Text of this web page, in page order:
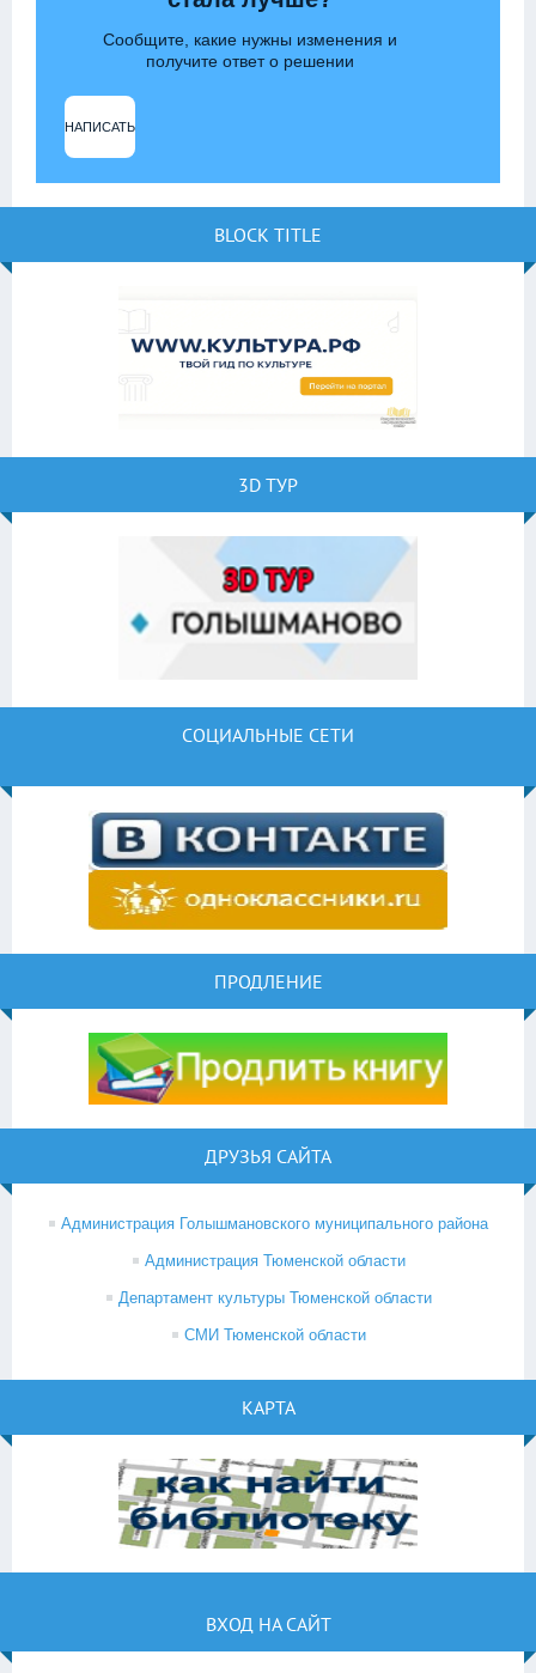
Сообщите, какие нужны изменения и
получите ответ о решении
НАПИСАТЬ
BLOCK TITLE
3D ТУР
СОЦИАЛЬНЫЕ СЕТИ
ПРОДЛЕНИЕ
ДРУЗЬЯ САЙТА
Администрация Голышмановского муниципального района
Администрация Тюменской области
Департамент культуры Тюменской области
СМИ Тюменской области
КАРТА
ВХОД НА САЙТ